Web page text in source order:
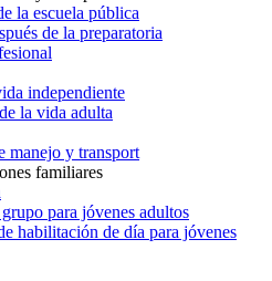
la escuela pública
de la preparatoria
independiente
la vida adulta
manejo y transport
familiares
para jóvenes adultos
habilitación de día para jóvenes